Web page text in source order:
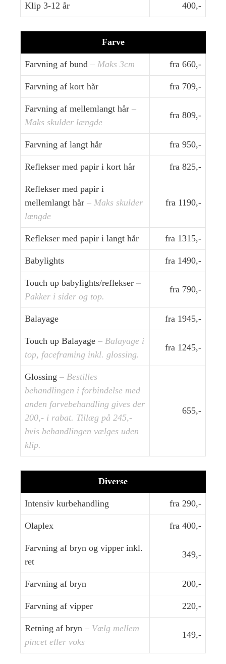
Klip 3-12 år 400,-
Farve
Farvning af bund – Maks 3cm fra 660,-
Farvning af kort hår fra 709,-
Farvning af mellemlangt hår –
Maks skulder længde
fra 809,-
Farvning af langt hår fra 950,-
Reflekser med papir i kort hår fra 825,-
Reflekser med papir i
mellemlangt hår – Maks skulder
længde
fra 1190,-
Reflekser med papir i langt hår fra 1315,-
Babylights fra 1490,-
Touch up babylights/reflekser –
Pakker i sider og top.
fra 790,-
Balayage fra 1945,-
Touch up Balayage – Balayage i
top, faceframing inkl. glossing.
fra 1245,-
Glossing – Bestilles
behandlingen i forbindelse med
anden farvebehandling gives der
200,- i rabat. Tillæg på 245,-
hvis behandlingen vælges uden
klip.
655,-
Diverse
Intensiv kurbehandling fra 290,-
Olaplex fra 400,-
Farvning af bryn og vipper inkl.
ret
349,-
Farvning af bryn 200,-
Farvning af vipper 220,-
Retning af bryn – Vælg mellem
pincet eller voks
149,-